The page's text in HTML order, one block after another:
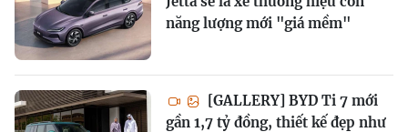
năng lượng mới "giá mềm"
[GALLERY] BYD Ti 7 mới
gần 1,7 tỷ đồng, thiết kế đẹp như